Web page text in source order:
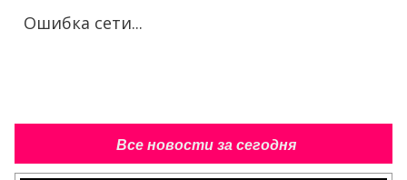
Ошибка сети...
Все новости за сегодня